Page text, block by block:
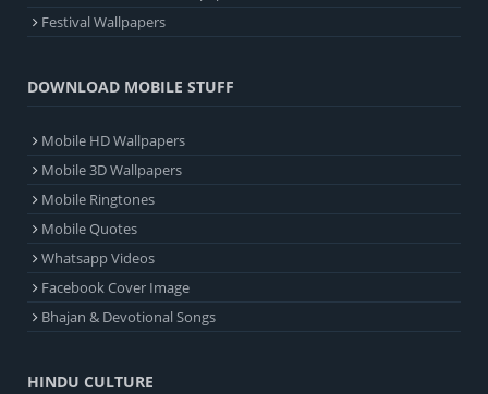
Festival Wallpapers
DOWNLOAD MOBILE STUFF
Mobile HD Wallpapers
Mobile 3D Wallpapers
Mobile Ringtones
Mobile Quotes
Whatsapp Videos
Facebook Cover Image
Bhajan & Devotional Songs
HINDU CULTURE